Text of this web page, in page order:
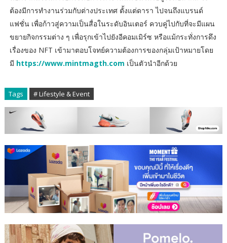
ต้องมีการทำงานร่วมกับต่างประเทศ ตั้งแต่ดารา ไปจนถึงแบรนด์
แฟชั่น เพื่อก้าวสู่ความเป็นสื่อในระดับอินเตอร์ ควบคู่ไปกับที่จะมีแผน
ขยายกิจกรรมต่าง ๆ เพื่อรุกเข้าไปยังอีคอมเมิร์ซ หรือแม้กระทั่งการดึง
เรื่องของ NFT เข้ามาตอบโจทย์ความต้องการของกลุ่มเป้าหมายโดย
มี https://www.mintmagth.com เป็นตัวนำอีกด้วย
Tags # Lifestyle & Event